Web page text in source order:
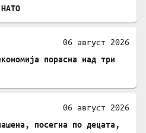
06 август 2026
порасна над три
06 август 2026
посегна по децата,